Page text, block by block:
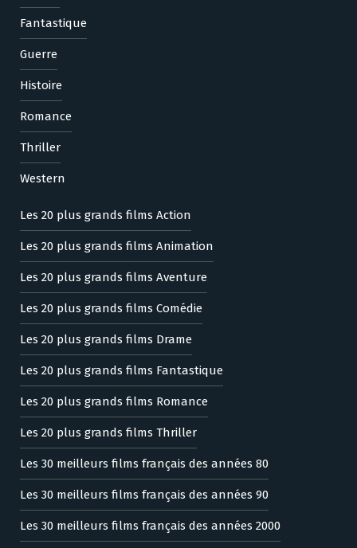
Fantastique
Guerre
Histoire
Romance
Thriller
Western
Les 20 plus grands films Action
Les 20 plus grands films Animation
Les 20 plus grands films Aventure
Les 20 plus grands films Comédie
Les 20 plus grands films Drame
Les 20 plus grands films Fantastique
Les 20 plus grands films Romance
Les 20 plus grands films Thriller
Les 30 meilleurs films français des années 80
Les 30 meilleurs films français des années 90
Les 30 meilleurs films français des années 2000